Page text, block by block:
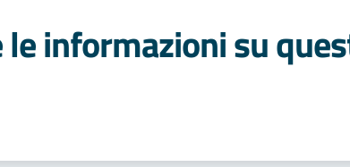
informazioni su
stelle